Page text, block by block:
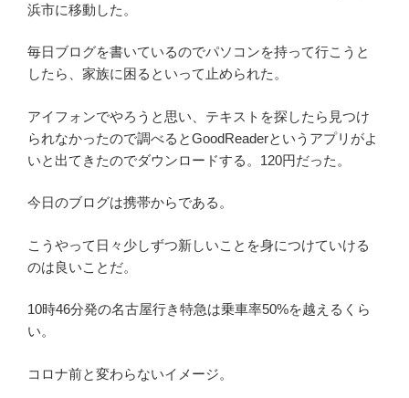
浜市に移動した。
毎日ブログを書いているのでパソコンを持って行こうと
したら、家族に困るといって止められた。
アイフォンでやろうと思い、テキストを探したら見つけ
られなかったので調べるとGoodReaderというアプリがよ
いと出てきたのでダウンロードする。120円だった。
今日のブログは携帯からである。
こうやって日々少しずつ新しいことを身につけていける
のは良いことだ。
10時46分発の名古屋行き特急は乗車率50%を越えるくら
い。
コロナ前と変わらないイメージ。